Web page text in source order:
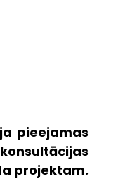
pieejamas
projektam.